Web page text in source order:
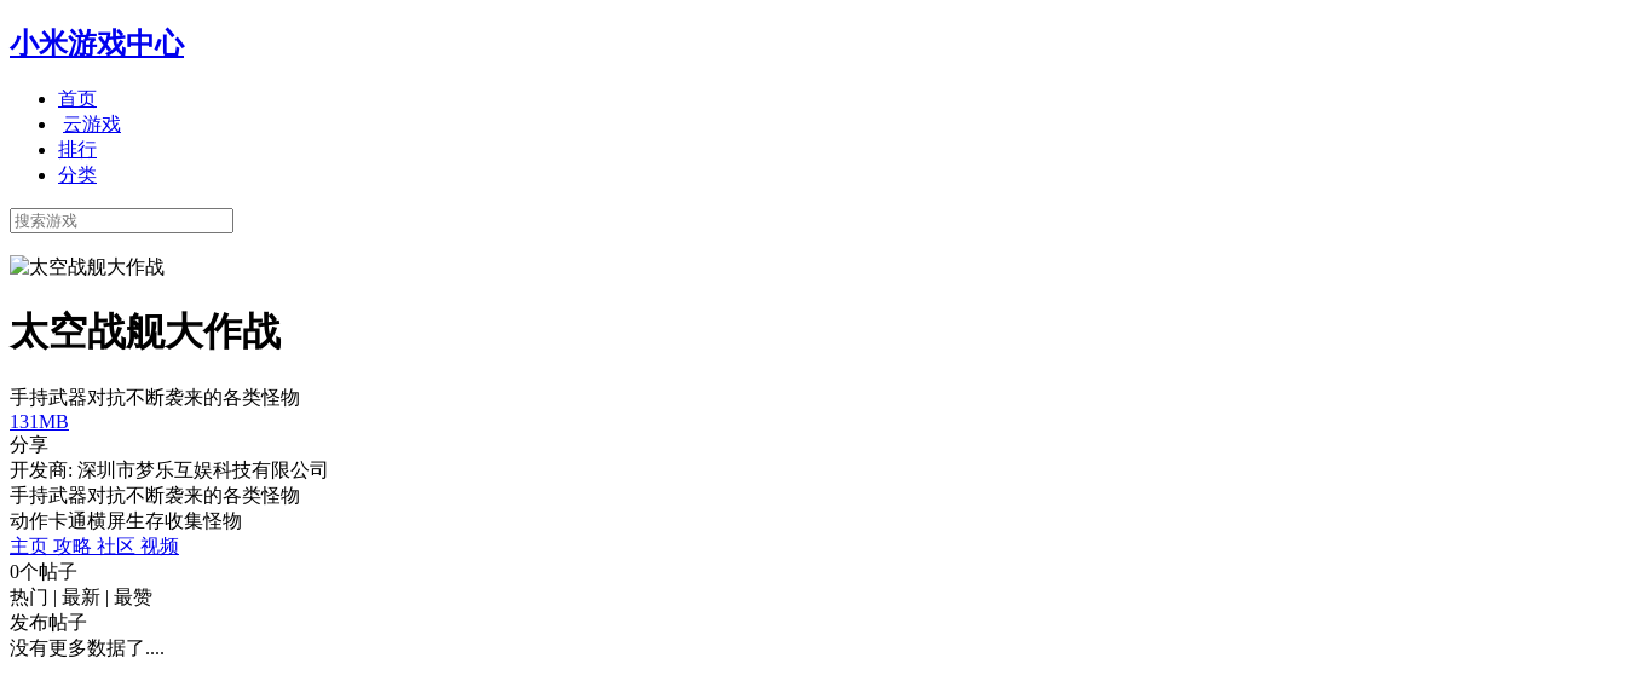
小米游戏中心
首页
云游戏
排行
分类
太空战舰大作战
手持武器对抗不断袭来的各类怪物
131MB
分享
开发商: 深圳市梦乐互娱科技有限公司
手持武器对抗不断袭来的各类怪物
动作卡通横屏生存收集怪物
主页 攻略 社区 视频
0个帖子
热门 | 最新 | 最赞
发布帖子
没有更多数据了....